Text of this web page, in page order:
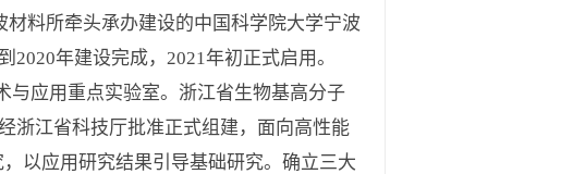
料所牵头承办建设的中国科学院大学宁波
年建设完成，2021年初正式启用。
应用重点实验室。浙江省生物基高分子
浙江省科技厅批准正式组建，面向高性能
以应用研究结果引导基础研究。确立三大